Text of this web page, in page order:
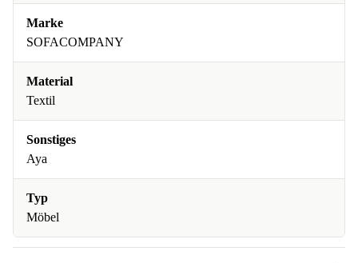
Marke
SOFACOMPANY
Material
Textil
Sonstiges
Aya
Typ
Möbel